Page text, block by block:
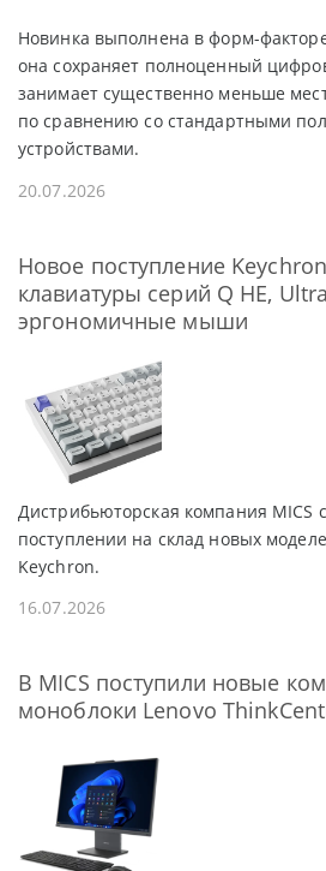
Новинка выполнена в форм-
она сохраняет полноценный
занимает существенно меньше
по сравнению со стандартными
устройствами.
20.07.2026
Новое поступление
клавиатуры серий Q HE,
эргономичные мыши
Дистрибьюторская компания MICS
поступлении на склад новых
Keychron.
16.07.2026
В MICS поступили новые
моноблоки Lenovo